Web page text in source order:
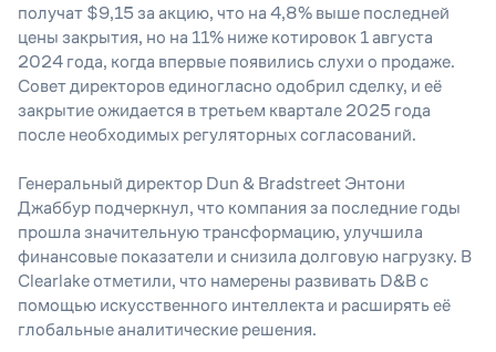
получат $9,15 за акцию, что на 4,8% выше последней
цены закрытия, но на 11% ниже котировок 1 августа
2024 года, когда впервые появились слухи о продаже.
Совет директоров единогласно одобрил сделку, и её
закрытие ожидается в третьем квартале 2025 года
после необходимых регуляторных согласований.
Генеральный директор Dun & Bradstreet Энтони
Джаббур подчеркнул, что компания за последние годы
прошла значительную трансформацию, улучшила
финансовые показатели и снизила долговую нагрузку. В
Clearlake отметили, что намерены развивать D&B с
помощью искусственного интеллекта и расширять её
глобальные аналитические решения.